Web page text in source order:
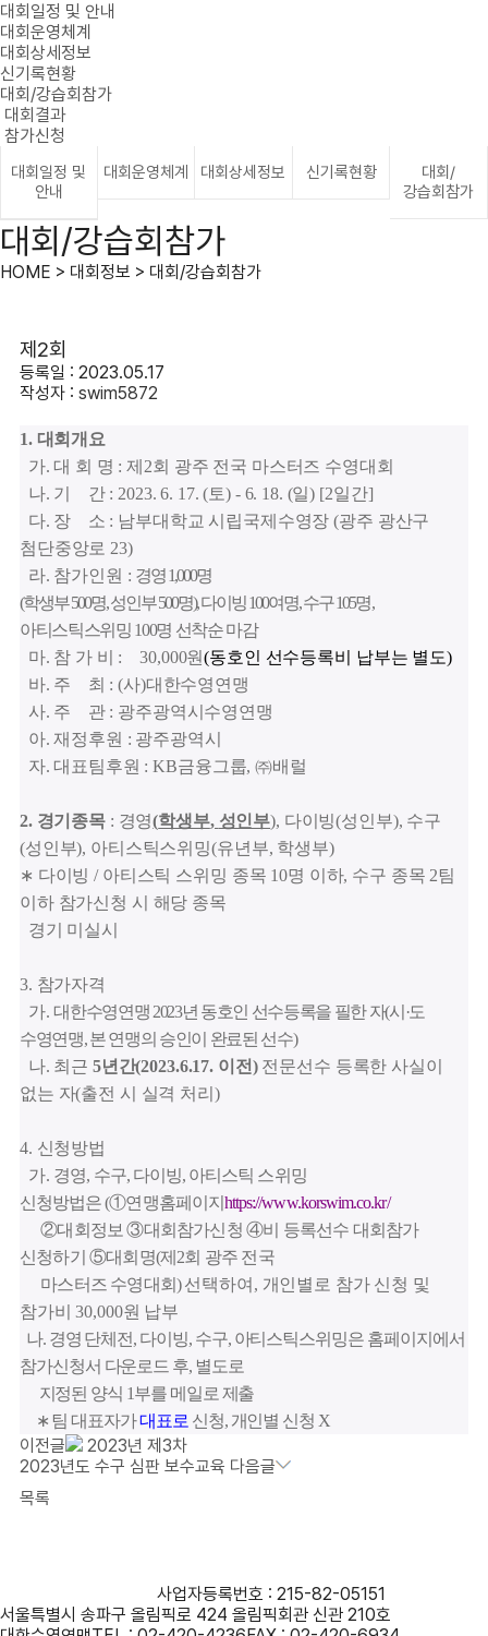
대회일정 및 안내
대회운영체계
대회상세정보
신기록현황
대회/강습회참가
대회결과
참가신청
대회일정 및
안내
대회운영체계 대회상세정보 신기록현황
대회/
강습회참가
대회/강습회참가
HOME > 대회정보 > 대회/강습회참가
제2회
등록일 : 2023.05.17
작성자 : swim5872
1. 대회개요
가.대 회 명 :제 2회 광주 전국 마스터즈 수영대회
나. 기 간 : 2023. 6. 17. (토) - 6. 18. (일) [2일간]
다. 장 소 : 남부대학교 시립국제수영장(광주 광산구
첨단중앙로 23)
라. 참가인원 : 경영1,000명
(학생부500명,성인부500명),다이빙100여명,수구105명,
아티스틱스위밍 100명 선착순 마감
마. 참 가 비 : 30,000원(동호인 선수등록비 납부는 별도)
바. 주 최 : (사)대한수영연맹
사. 주 관 : 광주광역시수영연맹
아.재정후원 : 광주광역시
자.대표팀후원 : KB금융그룹,㈜배럴
2. 경기종목 : 경영(학생부, 성인부), 다이빙(성인부), 수구
(성인부), 아티스틱스위밍(유년부, 학생부)
∗ 다이빙/ 아티스틱 스위밍 종목 10명 이하, 수구 종목 2팀
이하 참가신청 시 해당 종목
경기 미실시
3. 참가자격
가.대한수영연맹 2023년 동호인 선수등록을 필한 자(시 ·도
수영연맹,본 연맹의 승인이 완료된 선수)
나. 최근 5년간(2023.6.17. 이전) 전문선수 등록한 사실이
없는 자(출전 시 실격 처리 )
4. 신청방법
가. 경영, 수구, 다이빙, 아티스틱 스위밍
신청방법은(①연맹홈페이지 https://www.korswim.co.kr/
②대회정보③대회참가신청 ④비 등록선수 대회참가
신청하기 ⑤대회명(제 2회 광주 전국
마스터즈 수영대회)선택하여 , 개인별로 참가 신청 및
참가비30,000원 납부
나. 경영 단체전, 다이빙, 수구, 아티스틱스위밍은 홈페이지에서
참가신청서 다운로드 후, 별도로
지정된 양식 1부를 메일로 제출
∗ 팀 대표자가대표로 신청, 개인별 신청 X
이전글
2023년 제3차
2023년도 수구 심판 보수교육 다음글
목록
사업자등록번호 : 215-82-05151
서울특별시 송파구 올림픽로 424 올림픽회관 신관 210호